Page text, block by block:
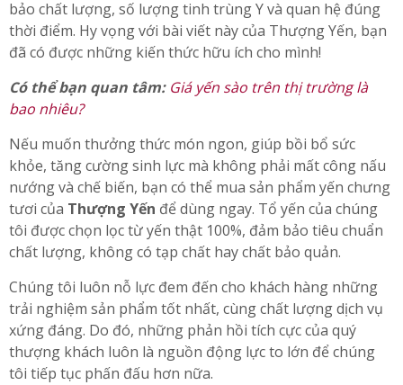
bảo chất lượng, số lượng tinh trùng Y và quan hệ đúng
thời điểm. Hy vọng với bài viết này của Thượng Yến, bạn
đã có được những kiến thức hữu ích cho mình!
Có thể bạn quan tâm: Giá yến sào trên thị trường là
bao nhiêu?
Nếu muốn thưởng thức món ngon, giúp bồi bổ sức
khỏe, tăng cường sinh lực mà không phải mất công nấu
nướng và chế biến, bạn có thể mua sản phẩm yến chưng
tươi của Thượng Yến để dùng ngay. Tổ yến của chúng
tôi được chọn lọc từ yến thật 100%, đảm bảo tiêu chuẩn
chất lượng, không có tạp chất hay chất bảo quản.
Chúng tôi luôn nỗ lực đem đến cho khách hàng những
trải nghiệm sản phẩm tốt nhất, cùng chất lượng dịch vụ
xứng đáng. Do đó, những phản hồi tích cực của quý
thượng khách luôn là nguồn động lực to lớn để chúng
tôi tiếp tục phấn đấu hơn nữa.